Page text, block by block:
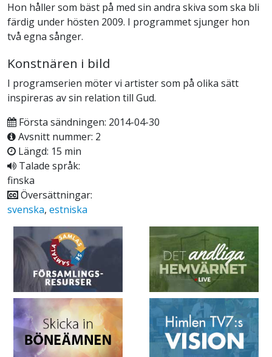
Hon håller som bäst på med sin andra skiva som ska bli
färdig under hösten 2009. I programmet sjunger hon
två egna sånger.
Konstnären i bild
I programserien möter vi artister som på olika sätt
inspireras av sin relation till Gud.
Första sändningen: 2014-04-30
Avsnitt nummer: 2
Längd: 15 min
Talade språk:
finska
Översättningar:
svenska, estniska